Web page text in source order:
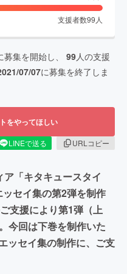
支援者数99 人
募集を開始し、 99人の支援
07/07に募集を終了しま
をやってほしい
LINEで送る
URLコピー
「キタキュースタイ
セイ集の第2弾を制作
支援により第1弾（上
今回は下巻を制作いた
ッセイ集の制作に、ご支